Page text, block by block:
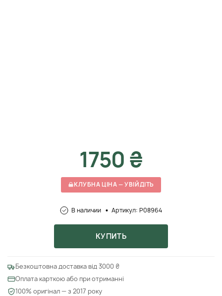
1750 ₴
КЛУБНА ЦІНА — УВІЙДІТЬ
В наличии Артикул: P08964
КУПИТЬ
Безкоштовна доставка від 3000 ₴
Оплата карткою або при отриманні
100% оригінал — з 2017 року